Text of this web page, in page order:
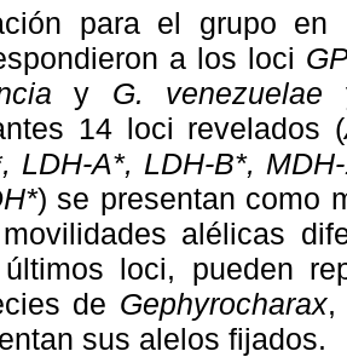
para el grupo
a los loci
y G. venezuelae
14 loci revelados (
LDH-A*, LDH-B*,
) se presentan como
alélicas
loci, pueden
de Gephyrocharax,
sus alelos fijados.